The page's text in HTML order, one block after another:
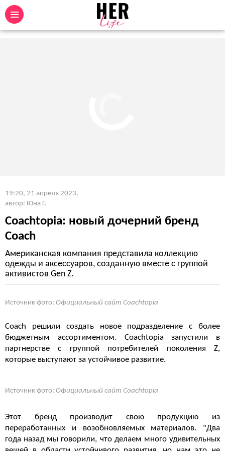
19:20, 21 апреля 2023,
автор: Юна Г.
Coachtopia: нoвый дочерний бренд
Coach
Американская компания представила коллекцию
одежды и аксессуаров, созданную вместе с группой
активистов Gen Z.
Источник фото: Официальный сайт Coachtopia
Coach решили создать новое подразделение с более
бюджетным ассортиментом. Coachtopia запустили в
партнерстве с группой потребителей поколения Z,
которые выступают за устойчивое развитие.
Источник фото: Официальный сайт Coachtopia
Этот бренд производит свою продукцию из
переработанных и возобновляемых материалов. "Два
года назад мы говорили, что делаем много удивительных